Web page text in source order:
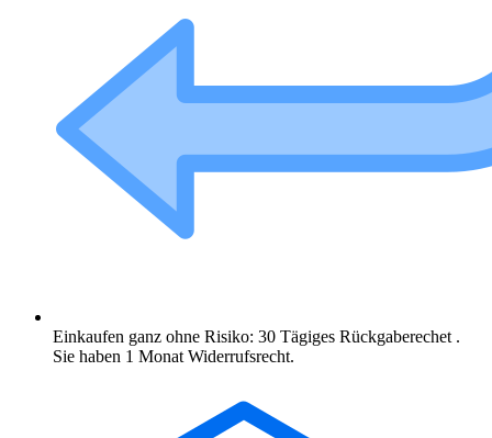
Einkaufen ganz ohne Risiko: 30 Tägiges Rückgaberechet .
Sie haben 1 Monat Widerrufsrecht.